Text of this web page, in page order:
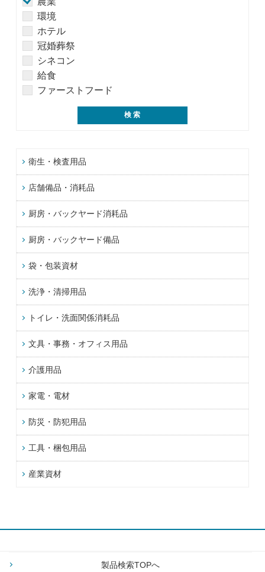
環境
ホテル
冠婚葬祭
シネコン
給食
ファーストフード
衛生・検査用品
店舗備品・消耗品
厨房・バックヤード消耗品
厨房・バックヤード備品
袋・包装資材
洗浄・清掃用品
トイレ・洗面関係消耗品
文具・事務・オフィス用品
介護用品
家電・電材
防災・防犯用品
工具・梱包用品
産業資材
製品検索TOPへ